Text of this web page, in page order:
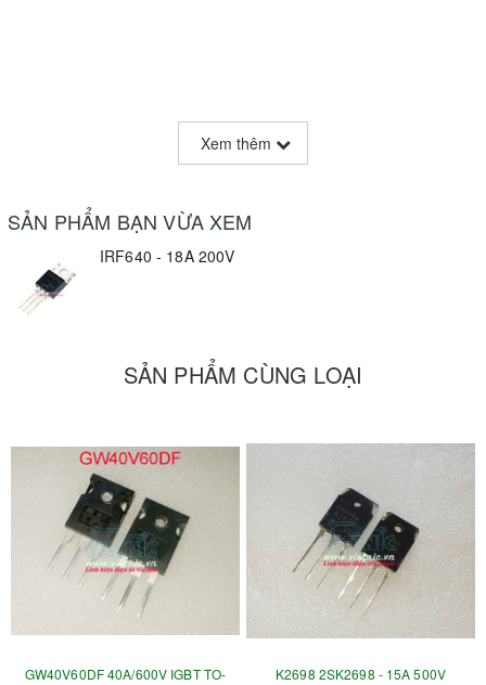
Xem thêm
SẢN PHẨM BẠN VỪA XEM
IRF640 - 18A 200V
SẢN PHẨM CÙNG LOẠI
GW40V60DF 40A/600V IGBT TO-
K2698 2SK2698 - 15A 500V